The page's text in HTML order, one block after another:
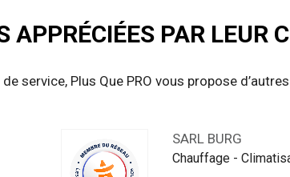
APPRÉCIÉES PAR LEUR
service, Plus Que PRO vous propose
SARL BURG
Chauffage -